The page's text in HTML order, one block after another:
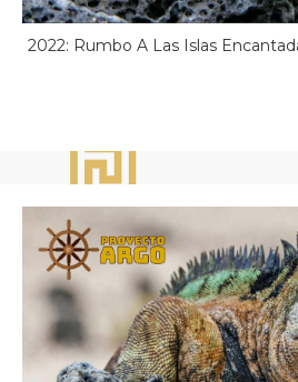
2022: Rumbo A Las Islas